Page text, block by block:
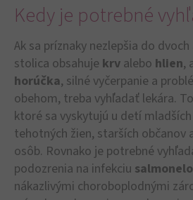
Kedy je potrebné
Ak sa príznaky nezlepšia do
stolica obsahuje krv alebo hlien,
horúčka, silné vyčerpanie a
obehom, treba vyhľadať lekára.
ktoré sa vyskytujú u detí
tehotných žien, starších občanov
osôb. Rovnako je potrebné
podozrenia na infekciu
nákazlivými choroboplodnými